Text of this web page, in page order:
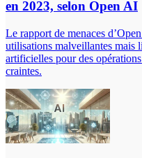
en 2023, selon Open AI
Le rapport de menaces
utilisations malveillantes mais
artificielles pour des
craintes.